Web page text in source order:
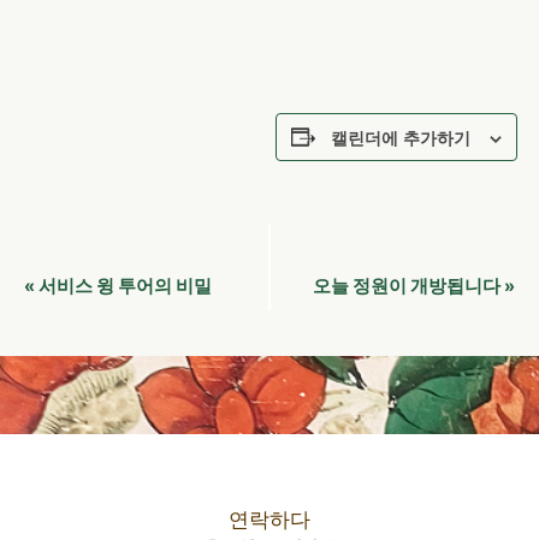
캘린더에 추가하기
이
트
네
비
« 서비스 윙 투어의 비밀 오늘 정원이 개방됩니다»
연락하다